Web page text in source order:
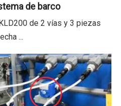
de barco
de 2 vías y 3 piezas
...